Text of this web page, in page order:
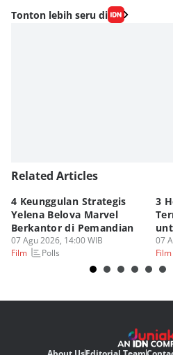
Editor
Tonton lebih seru di
Related Articles
4 Keunggulan Strategis
Yelena Belova Marvel
Berkantor di Pemandian
07 Agu 2026, 14:00 WIB
Film
Polls
3
07
Film